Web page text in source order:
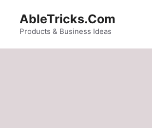
content
AbleTricks.Com
Products & Business Ideas